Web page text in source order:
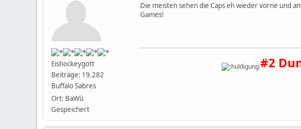
Eishockeygott
Beiträge: 19.282
Buffalo Sabres
Ort: BaWü
Gespeichert
Die meisten sehen die Caps eh wieder vorne und
Games!
#2